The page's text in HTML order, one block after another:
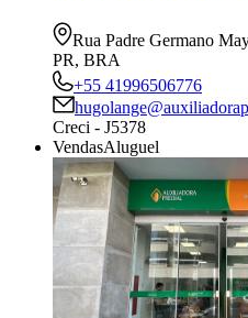
Rua Padre Germano
PR, BRA
+55 41996506776
Creci - J5378
VendasAluguel